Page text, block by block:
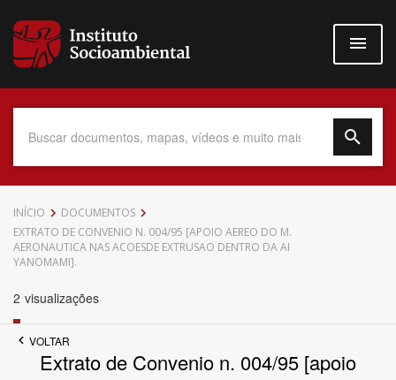
para
conteúdo
Data do Documento
Até
INÍCIO
DOCUMENTOS
EXTRATO DE CONVENIO N. 004/95 [APOIO AEREO DO M.
AERONAUTICA NAS ACOESDE EXTRUSAO DENTRO DA AI
YANOMAMI].
2 visualizações
VOLTAR
Extrato de Convenio n. 004/95 [apoio